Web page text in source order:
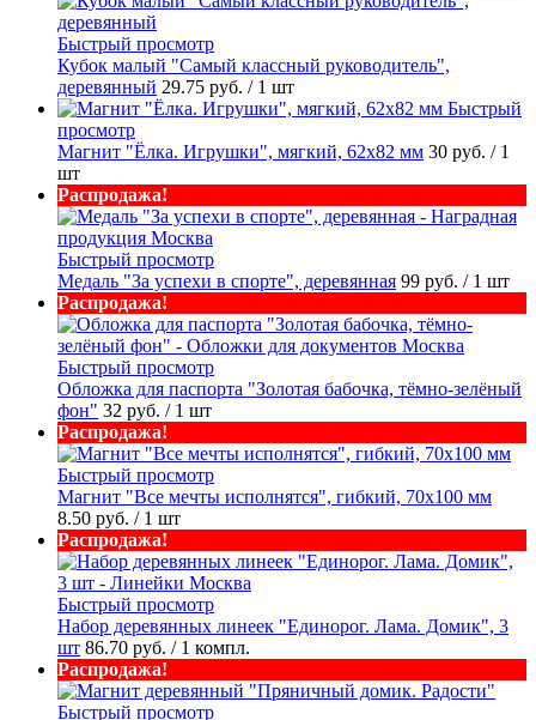
Быстрый просмотр
Кубок малый "Самый классный руководитель",
деревянный 29.75 руб. / 1 шт
Быстрый
просмотр
Магнит "Ёлка. Игрушки", мягкий, 62х82 мм 30 руб. / 1
шт
Распродажа!
Быстрый просмотр
Медаль "За успехи в спорте", деревянная 99 руб. / 1 шт
Распродажа!
Быстрый просмотр
Обложка для паспорта "Золотая бабочка, тёмно-зелёный
фон" 32 руб. / 1 шт
Распродажа!
Быстрый просмотр
Магнит "Все мечты исполнятся", гибкий, 70х100 мм
8.50 руб. / 1 шт
Распродажа!
Быстрый просмотр
Набор деревянных линеек "Единорог. Лама. Домик", 3
шт 86.70 руб. / 1 компл.
Распродажа!
Быстрый просмотр